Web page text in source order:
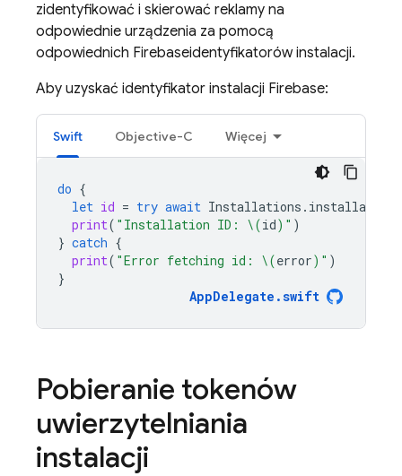
zidentyfikować i skierować reklamy na
odpowiednie urządzenia za pomocą
odpowiednich Firebaseidentyfikatorów instalacji.
Aby uzyskać identyfikator instalacji Firebase:
Swift Objective-C Więcej
do {
let id = try await Installations . installations
print( "Installation ID: \(id) " )
} catch {
print( "Error fetching id: \(error) " )
}
AppDelegate .swift
Pobieranie tokenów
uwierzytelniania
instalacji